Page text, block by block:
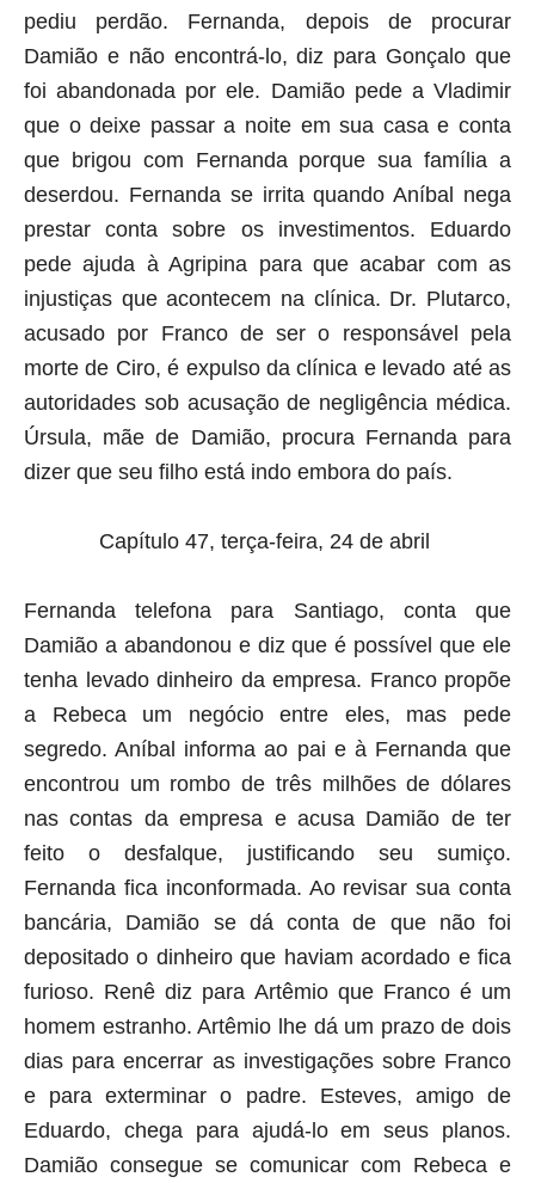
pediu perdão. Fernanda, depois de procurar
Damião e não encontrá-lo, diz para Gonçalo que
foi abandonada por ele. Damião pede a Vladimir
que o deixe passar a noite em sua casa e conta
que brigou com Fernanda porque sua família a
deserdou. Fernanda se irrita quando Aníbal nega
prestar conta sobre os investimentos. Eduardo
pede ajuda à Agripina para que acabar com as
injustiças que acontecem na clínica. Dr. Plutarco,
acusado por Franco de ser o responsável pela
morte de Ciro, é expulso da clínica e levado até as
autoridades sob acusação de negligência médica.
Úrsula, mãe de Damião, procura Fernanda para
dizer que seu filho está indo embora do país.
Capítulo 47, terça-feira, 24 de abril
Fernanda telefona para Santiago, conta que
Damião a abandonou e diz que é possível que ele
tenha levado dinheiro da empresa. Franco propõe
a Rebeca um negócio entre eles, mas pede
segredo. Aníbal informa ao pai e à Fernanda que
encontrou um rombo de três milhões de dólares
nas contas da empresa e acusa Damião de ter
feito o desfalque, justificando seu sumiço.
Fernanda fica inconformada. Ao revisar sua conta
bancária, Damião se dá conta de que não foi
depositado o dinheiro que haviam acordado e fica
furioso. Renê diz para Artêmio que Franco é um
homem estranho. Artêmio lhe dá um prazo de dois
dias para encerrar as investigações sobre Franco
e para exterminar o padre. Esteves, amigo de
Eduardo, chega para ajudá-lo em seus planos.
Damião consegue se comunicar com Rebeca e